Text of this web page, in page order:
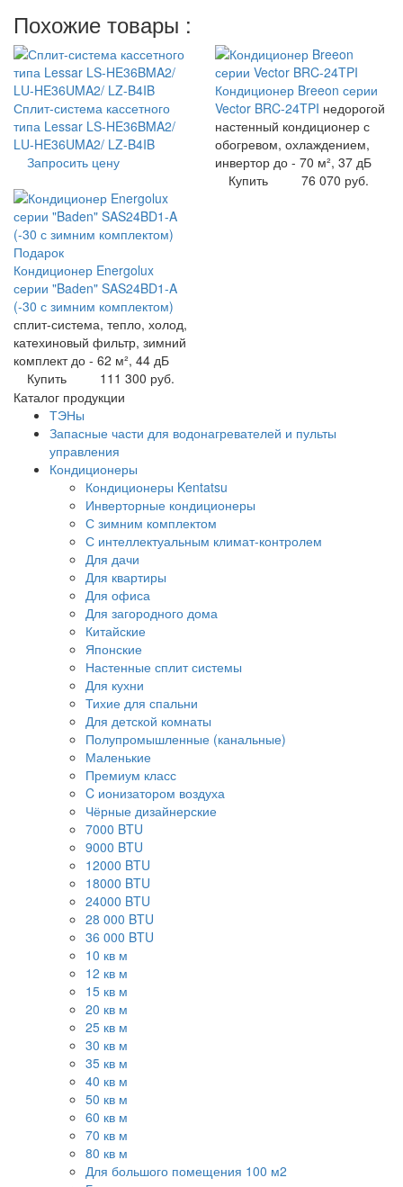
Похожие товары :
Сплит-система кассетного
типа Lessar LS-HE36BMA2/
LU-HE36UMA2/ LZ-B4IB
Запросить цену
Кондиционер Breeon серии
Vector BRC-24TPI недорогой
настенный кондиционер с
обогревом, охлаждением,
инвертор до - 70 м², 37 дБ
Купить
76 070 руб.
Подарок
Кондиционер Energolux
серии "Baden" SAS24BD1-A
(-30 с зимним комплектом)
сплит-система, тепло, холод,
катехиновый фильтр, зимний
комплект до - 62 м², 44 дБ
Купить
111 300 руб.
Каталог продукции
ТЭНы
Запасные части для водонагревателей и пульты
управления
Кондиционеры
Кондиционеры Kentatsu
Инверторные кондиционеры
С зимним комплектом
С интеллектуальным климат-контролем
Для дачи
Для квартиры
Для офиса
Для загородного дома
Китайские
Японские
Настенные сплит системы
Для кухни
Тихие для спальни
Для детской комнаты
Полупромышленные (канальные)
Маленькие
Премиум класс
C ионизатором воздуха
Чёрные дизайнерские
7000 BTU
9000 BTU
12000 BTU
18000 BTU
24000 BTU
28 000 BTU
36 000 BTU
10 кв м
12 кв м
15 кв м
20 кв м
25 кв м
30 кв м
35 кв м
40 кв м
50 кв м
60 кв м
70 кв м
80 кв м
Для большого помещения 100 м2